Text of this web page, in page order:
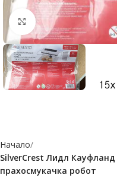
Click to enlarge
Начало
SilverCrest Лидл
прахосмукачка робот